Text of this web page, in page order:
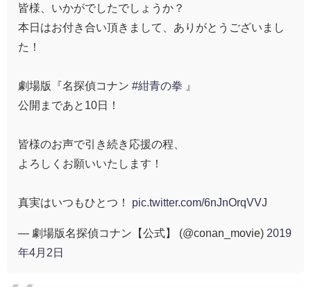
皆様、いかがでしたでしょうか？
本日はお付き合い頂きまして、ありがとうございまし
た！
劇場版『名探偵コナン #紺青の拳 』
公開まであと10日！
皆様のお声で引き続き応援の程、
よろしくお願いいたします！
真実はいつもひとつ！ pic.twitter.com/6nJnOrqVVJ
— 劇場版名探偵コナン【公式】 (@conan_movie) 2019
年4月2日